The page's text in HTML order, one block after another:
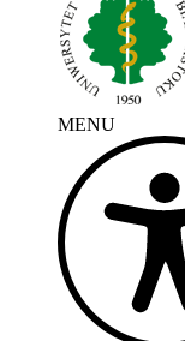
MENU